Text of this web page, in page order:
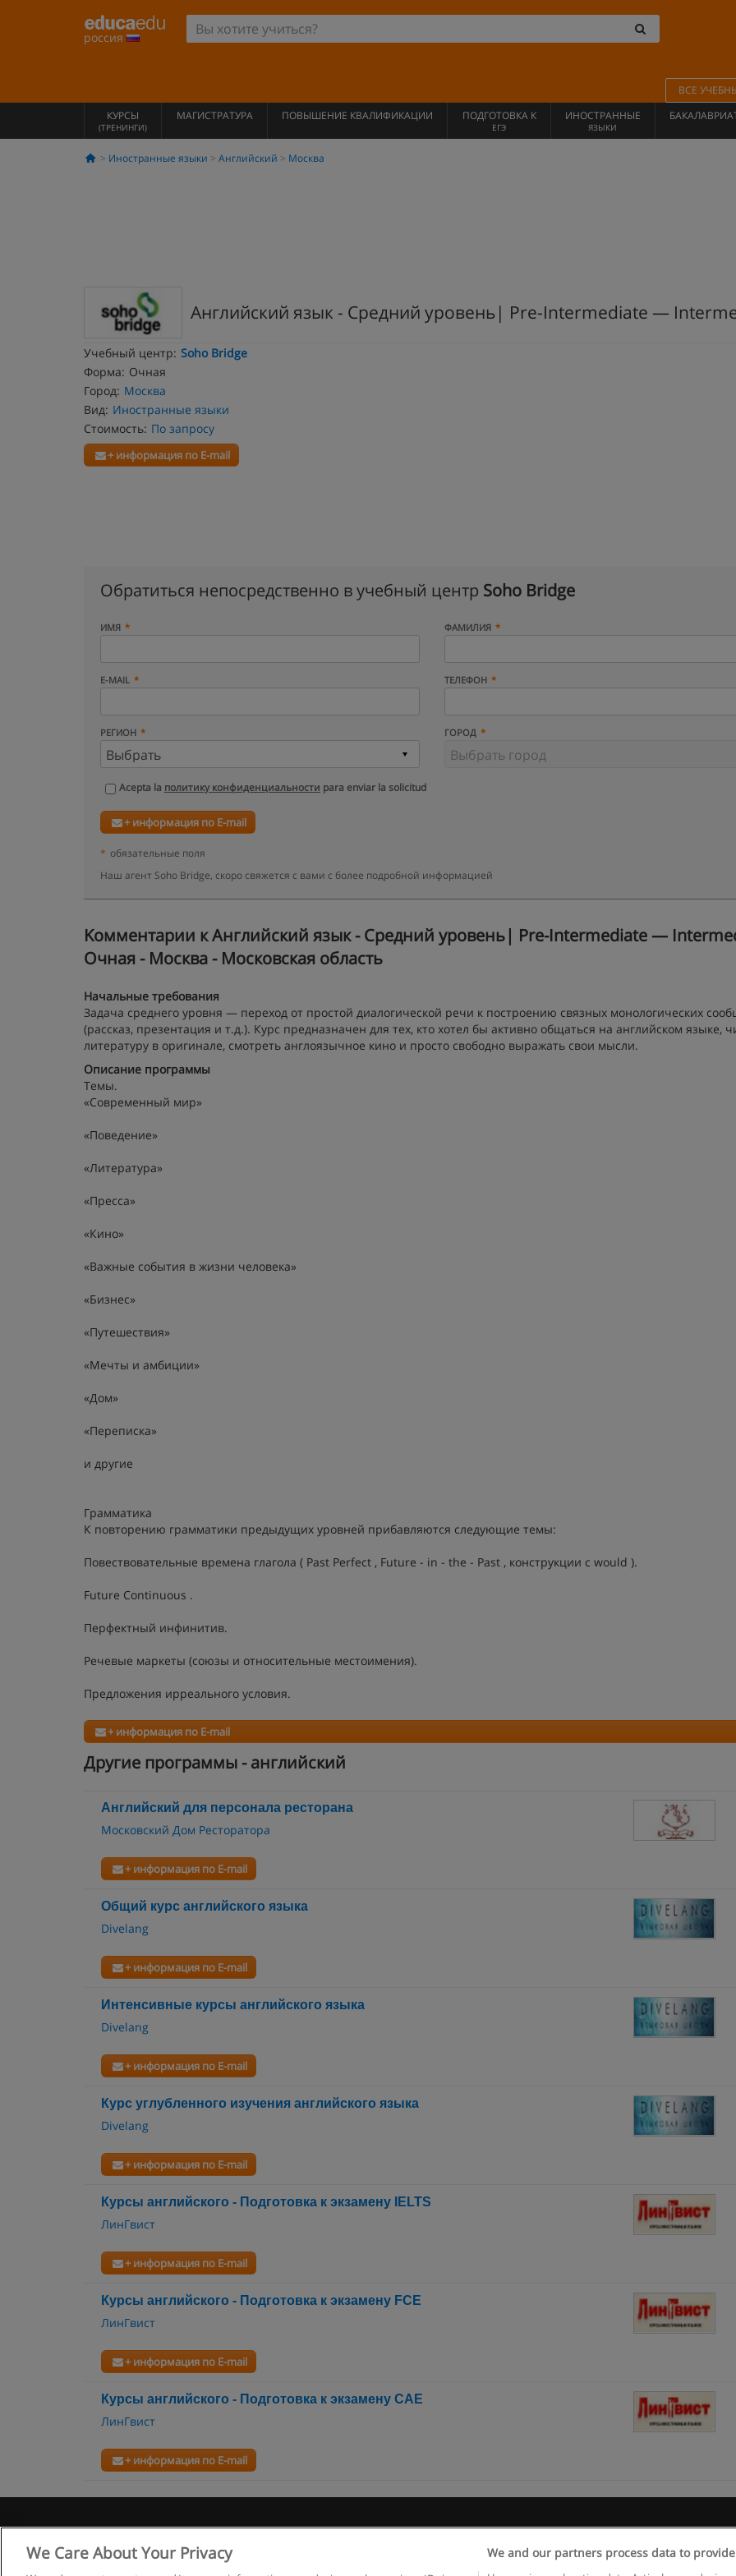
россия
ВСЕ
КУРСЫ
(ТРЕНИНГИ)
МАГИСТРАТУРА ПОВЫШЕНИЕ КВАЛИФИКАЦИИ ПОДГОТОВКА К
ЕГЭ
ИНОСТРАННЫЕ
ЯЗЫКИ
Иностранные языки Английский Москва
Английский язык - Средний уровень| Pre-Intermediate —
Учебный центр: Soho Bridge
Форма: Очная
Город: Москва
Вид: Иностранные языки
Стоимость: По запросу
+ информация по E-mail
Обратиться непосредственно в учебный центр Soho Bridge
ИМЯ ФАМИЛИЯ
E-MAIL ТЕЛЕФОН
РЕГИОН ГОРОД
Acepta la политику конфиденциальности para enviar la solicitud
+ информация по E-mail
* обязательные поля
Наш агент Soho Bridge, скоро свяжется с вами с более подробной информацией
Kомментарии к Английский язык - Средний уровень| Pre-Intermediate —
Очная - Москва - Московская область
Начальные требования
Задача среднего уровня — переход от простой диалогической речи к построению связных монологических
(рассказ, презентация и т.д.). Курс предназначен для тех, кто хотел бы активно общаться на английском языке,
литературу в оригинале, смотреть англоязычное кино и просто свободно выражать свои мысли.
Описание программы
Темы.
«Современный мир»
«Поведение»
«Литература»
«Пресса»
«Кино»
«Важные события в жизни человека»
«Бизнес»
«Путешествия»
«Мечты и амбиции»
«Дом»
«Переписка»
и другие
Грамматика
К повторению грамматики предыдущих уровней прибавляются следующие темы:
Повествовательные времена глагола ( Past Perfect , Future - in - the - Past , конструкции с would ).
Future Continuous .
Перфектный инфинитив.
Речевые маркеты (союзы и относительные местоимения).
Предложения ирреального условия.
+ информация по E-mail
Другие программы - английский
Английский для персонала ресторана
Московский Дом Ресторатора
+ информация по E-mail
Общий курс английского языка
Divelang
+ информация по E-mail
Интенсивные курсы английского языка
Divelang
+ информация по E-mail
Курс углубленного изучения английского языка
Divelang
+ информация по E-mail
Курсы английского - Подготовка к экзамену IELTS
ЛинГвист
+ информация по E-mail
Курсы английского - Подготовка к экзамену FCE
ЛинГвист
+ информация по E-mail
Курсы английского - Подготовка к экзамену CAE
ЛинГвист
+ информация по E-mail
We Care About Your Privacy We and our partners process data to